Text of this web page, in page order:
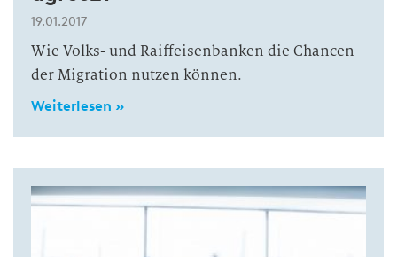
19.01.2017
Wie Volks- und Raiffeisenbanken die Chancen
der Migration nutzen können.
Weiterlesen »